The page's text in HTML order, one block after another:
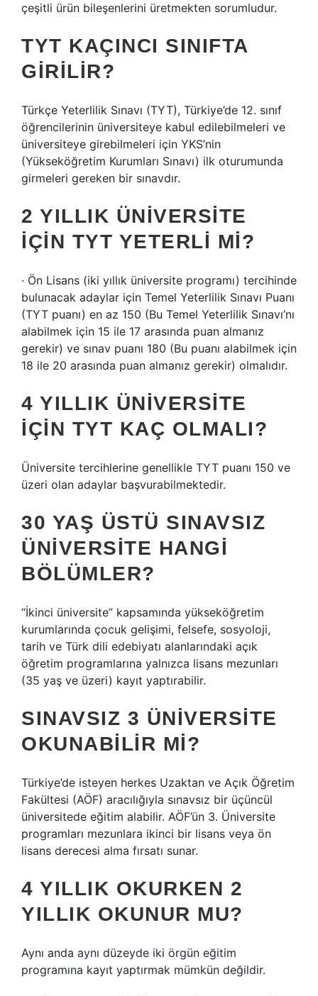
çeşitli ürün bileşenlerini üretmekten sorumludur.
TYT KAÇINCI SINIFTA
GIRILIR?
Türkçe Yeterlilik Sınavı (TYT), Türkiye’de 12. sınıf
öğrencilerinin üniversiteye kabul edilebilmeleri ve
üniversiteye girebilmeleri için YKS’nin
(Yükseköğretim Kurumları Sınavı) ilk oturumunda
girmeleri gereken bir sınavdır.
2 YILLIK ÜNIVERSITE
IÇIN TYT YETERLI MI?
· Ön Lisans (iki yıllık üniversite programı) tercihinde
bulunacak adaylar için Temel Yeterlilik Sınavı Puanı
(TYT puanı) en az 150 (Bu Temel Yeterlilik Sınavı’nı
alabilmek için 15 ile 17 arasında puan almanız
gerekir) ve sınav puanı 180 (Bu puanı alabilmek için
18 ile 20 arasında puan almanız gerekir) olmalıdır.
4 YILLIK ÜNIVERSITE
IÇIN TYT KAÇ OLMALI?
Üniversite tercihlerine genellikle TYT puanı 150 ve
üzeri olan adaylar başvurabilmektedir.
30 YAŞ ÜSTÜ SINAVSIZ
ÜNIVERSITE HANGI
BÖLÜMLER?
“İkinci üniversite” kapsamında yükseköğretim
kurumlarında çocuk gelişimi, felsefe, sosyoloji,
tarih ve Türk dili edebiyatı alanlarındaki açık
öğretim programlarına yalnızca lisans mezunları
(35 yaş ve üzeri) kayıt yaptırabilir.
SINAVSIZ 3 ÜNIVERSITE
OKUNABILIR MI?
Türkiye’de isteyen herkes Uzaktan ve Açık Öğretim
Fakültesi (AÖF) aracılığıyla sınavsız bir üçüncül
üniversitede eğitim alabilir. AÖF’ün 3. Üniversite
programları mezunlara ikinci bir lisans veya ön
lisans derecesi alma fırsatı sunar.
4 YILLIK OKURKEN 2
YILLIK OKUNUR MU?
Aynı anda aynı düzeyde iki örgün eğitim
programına kayıt yaptırmak mümkün değildir.